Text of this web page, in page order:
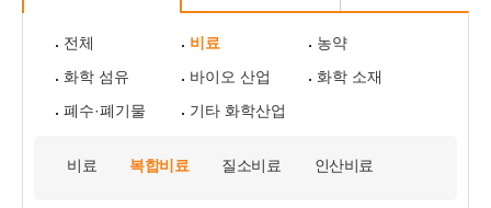
전체 비료
농약
화학 섬유
바이오 산업
화학 소재
폐수·폐기물
기타 화학산업
비료 복합비료 질소비료 인산비료